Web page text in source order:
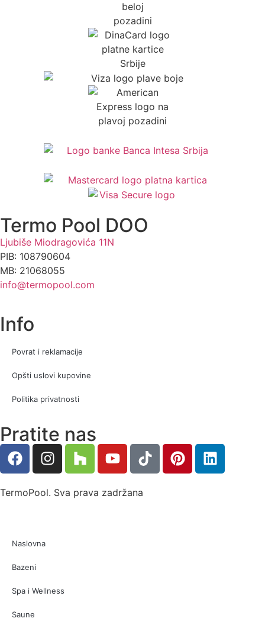
Termo Pool DOO
Ljubiše Miodragovića 11N
PIB: 108790604
MB: 21068055
info@termopool.com
Info
Povrat i reklamacije
Opšti uslovi kupovine
Politika privatnosti
Pratite nas
TermoPool. Sva prava zadržana
Naslovna
Bazeni
Spa i Wellness
Saune